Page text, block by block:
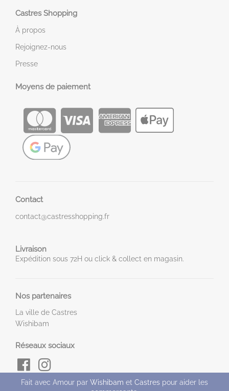
Castres Shopping
À propos
Rejoignez-nous
Presse
Moyens de paiement
Contact
contact@castresshopping.fr
Livraison
Expédition sous 72H ou click & collect en magasin.
Nos partenaires
La ville de Castres
Wishibam
Réseaux sociaux
Fait avec Amour par Wishibam et Castres pour aider les